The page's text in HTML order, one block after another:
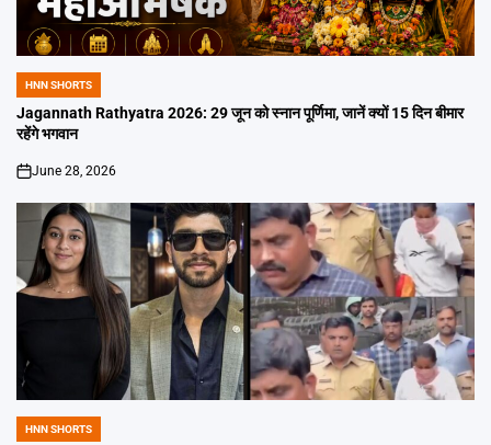
POSTED
IN
HNN SHORTS
Jagannath Rathyatra 2026: 29 जून को स्नान पूर्णिमा, जानें क्यों 15 दिन बीमार
रहेंगे भगवान
on
June 28, 2026
POSTED
HNN SHORTS